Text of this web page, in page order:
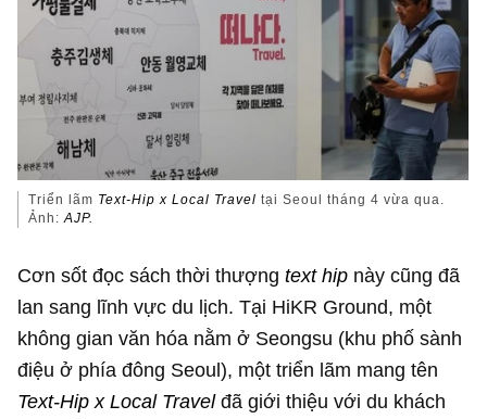
Triển lãm Text-Hip x Local Travel tại Seoul tháng 4 vừa qua.
Ảnh:AJP.
Cơn sốt đọc sách thời thượngtext hip này cũng đã
lan sang lĩnh vực du lịch. Tại HiKR Ground, một
không gian văn hóa nằm ở Seongsu (khu phố sành
điệu ở phía đông Seoul), một triển lãm mang tên
Text-Hip x Local Travelđã giới thiệu với du khách